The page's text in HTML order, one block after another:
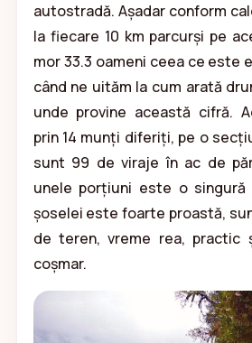
autostradă. Așadar conform
la fiecare 10 km parcurși pe
mor 33.3 oameni ceea ce este
când ne uităm la cum arată
unde provine această cifră.
prin 14 munți diferiți, pe o
sunt 99 de viraje în ac de
unele porțiuni este o singură
șoselei este foarte proastă,
de teren, vreme rea, practic
coșmar.